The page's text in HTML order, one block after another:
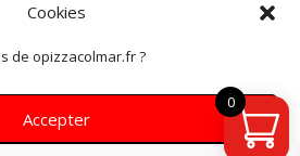
Cookies
de opizzacolmar.fr ?
Accepter
Conditions générales de vente
Politique de cookies
Facebook
eMail
0